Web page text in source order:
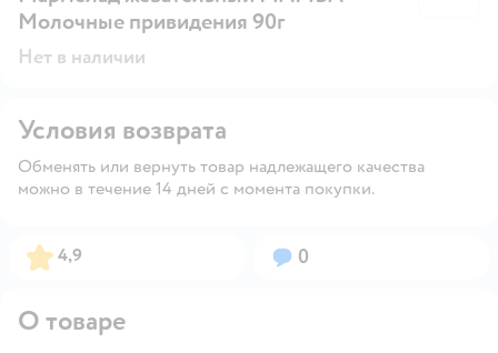
Молочные привидения 90г
Нет в наличии
Условия возврата
Обменять или вернуть товар надлежащего качества
можно в течение 14 дней с момента покупки.
Рейтинг:
4,9 Вопросов:
0
О товаре